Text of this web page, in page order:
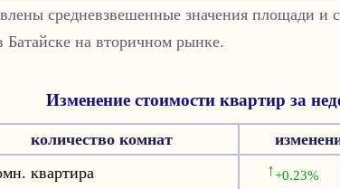
средневзвешенные значения площади и
Батайске на вторичном рынке.
Изменение стоимости квартир за
количество комнат
квартира
↑+0.23%